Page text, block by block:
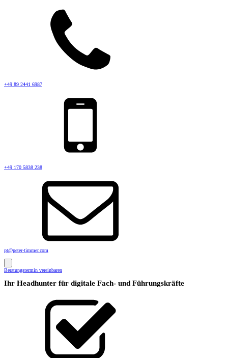
+49 89 2441 6987
+49 170 5838 238
pt@peter-timmer.com
Beratungstermin vereinbaren
Ihr Headhunter für digitale Fach- und Führungskräfte